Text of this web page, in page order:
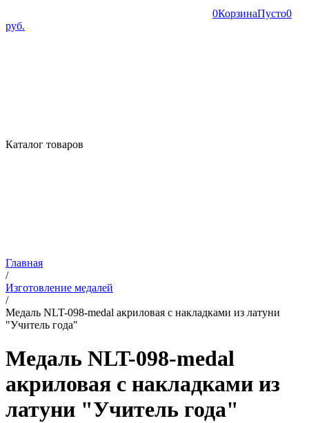
0КорзинаПусто0
руб.
Каталог товаров
Главная
/
Изготовление медалей
/
Медаль NLT-098-medal акриловая с накладками из латуни
"Учитель года"
Медаль NLT-098-medal
акриловая с накладками из
латуни "Учитель года"